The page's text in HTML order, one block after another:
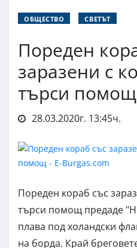
ОБЩЕСТВО СВЕТЪТ
Пореден
заразени с
търси помощ
28.03.2020г. 13:45ч.
Пореден кораб със
търси помощ предаде
плава под холандски
на борда. Край